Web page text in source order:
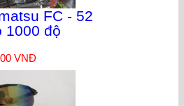
FC - 52
1000 độ
VNĐ